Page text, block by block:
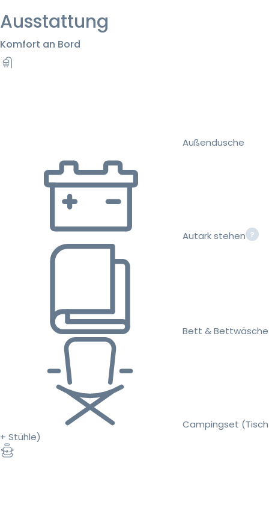
Ausstattung
Komfort an Bord
Außendusche
Autark stehen
Bett & Bettwäsche
Campingset (Tisch
+ Stühle)